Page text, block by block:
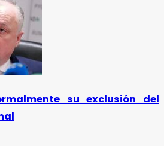
su exclusión del